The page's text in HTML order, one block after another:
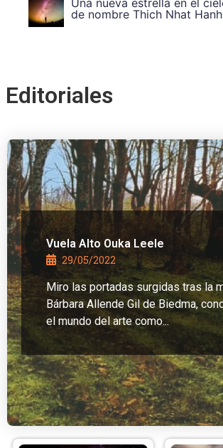
Divide et impera
Editoriales
Vuela Alto Ouka Leele
29/05/2022
Miro las portadas surgidas tras la
Bárbara Allende Gil de Biedma,
el mundo del arte como...